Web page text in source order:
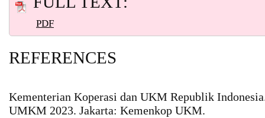
PDF
REFERENCES
Kementerian Koperasi dan UKM Republik
UMKM 2023. Jakarta: Kemenkop UKM.